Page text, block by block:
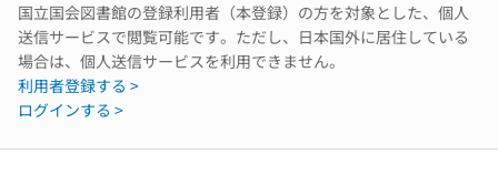
国立国会図書館の登録利用者（本登録）の方を対象とした、個人
送信サービスで閲覧可能です。ただし、日本国外に居住している
場合は、個人送信サービスを利用できません。
利用者登録する >
ログインする >